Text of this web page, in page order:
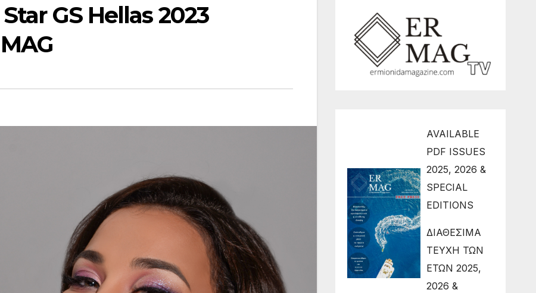
Star GS Hellas 2023
MAG
AVAILABLE
PDF ISSUES
2025, 2026 &
SPECIAL
EDITIONS
ΔΙΑΘΕΣΙΜΑ
ΤΕΥΧΗ ΤΩΝ
ΕΤΩΝ 2025,
2026 &